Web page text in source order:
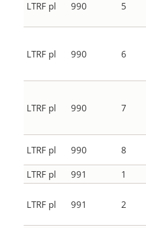
LTRF pl 990 5
LTRF pl 990 6
LTRF pl 990 7
LTRF pl 990 8
LTRF pl 991 1
LTRF pl 991 2